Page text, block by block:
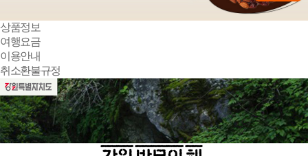
상품정보
여행요금
이용안내
취소환불규정